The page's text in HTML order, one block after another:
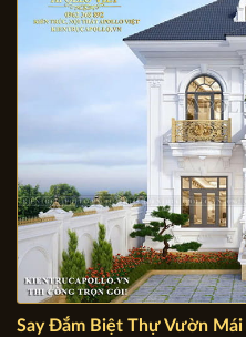
Say Đắm Biệt Thự Vườn Mái